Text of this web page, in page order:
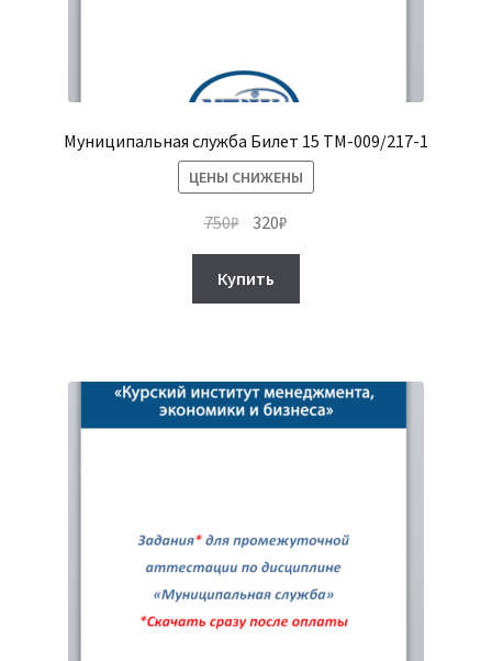
Муниципальная служба Билет 15 ТМ-009/217-1
ЦЕНЫ СНИЖЕНЫ
750₽ Первоначальная
цена
составляла
750₽.
320₽
цена:
Купить